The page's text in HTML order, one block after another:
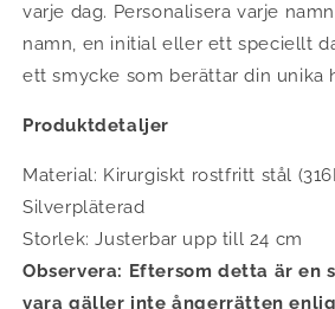
varje dag. Personalisera varje
namn, en initial eller ett speciellt
ett smycke som berättar din unika
Produktdetaljer
Material: Kirurgiskt rostfritt stål
Silverpläterad
Storlek: Justerbar upp till 24 cm
Observera: Eftersom detta är en
vara gäller inte ångerrätten